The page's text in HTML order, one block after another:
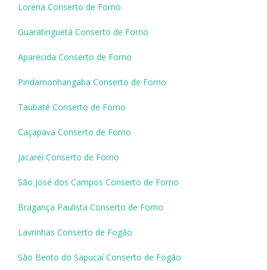
Lorena Conserto de Forno
Guaratinguetá Conserto de Forno
Aparecida Conserto de Forno
Pindamonhangaba Conserto de Forno
Taubaté Conserto de Forno
Caçapava Conserto de Forno
Jacareí Conserto de Forno
São José dos Campos Conserto de Forno
Bragança Paulista Conserto de Forno
Lavrinhas Conserto de Fogão
São Bento do Sapucaí Conserto de Fogão